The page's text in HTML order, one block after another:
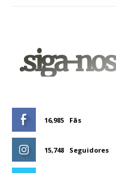
.siga-nos
16,985 Fãs
15,748 Seguidores